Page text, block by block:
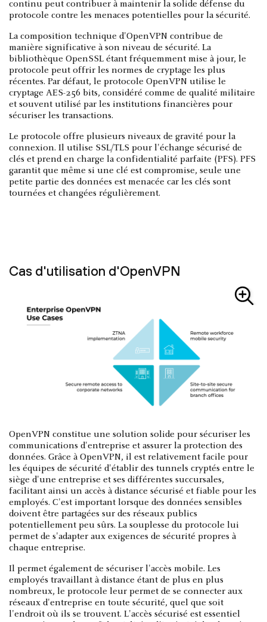
continu peut contribuer à maintenir la solide défense du
protocole contre les menaces potentielles pour la sécurité.
La composition technique d'OpenVPN contribue de
manière significative à son niveau de sécurité. La
bibliothèque OpenSSL étant fréquemment mise à jour, le
protocole peut offrir les normes de cryptage les plus
récentes. Par défaut, le protocole OpenVPN utilise le
cryptage AES-256 bits, considéré comme de qualité militaire
et souvent utilisé par les institutions financières pour
sécuriser les transactions.
Le protocole offre plusieurs niveaux de gravité pour la
connexion. Il utilise SSL/TLS pour l'échange sécurisé de
clés et prend en charge la confidentialité parfaite (PFS). PFS
garantit que même si une clé est compromise, seule une
petite partie des données est menacée car les clés sont
tournées et changées régulièrement.
Cas d'utilisation d'OpenVPN
OpenVPN constitue une solution solide pour sécuriser les
communications d'entreprise et assurer la protection des
données. Grâce à OpenVPN, il est relativement facile pour
les équipes de sécurité d'établir des tunnels cryptés entre le
siège d'une entreprise et ses différentes succursales,
facilitant ainsi un accès à distance sécurisé et fiable pour les
employés. C'est important lorsque des données sensibles
doivent être partagées sur des réseaux publics
potentiellement peu sûrs. La souplesse du protocole lui
permet de s'adapter aux exigences de sécurité propres à
chaque entreprise.
Il permet également de sécuriser l'accès mobile. Les
employés travaillant à distance étant de plus en plus
nombreux, le protocole leur permet de se connecter aux
réseaux d'entreprise en toute sécurité, quel que soit
l'endroit où ils se trouvent. L'accès sécurisé est essentiel